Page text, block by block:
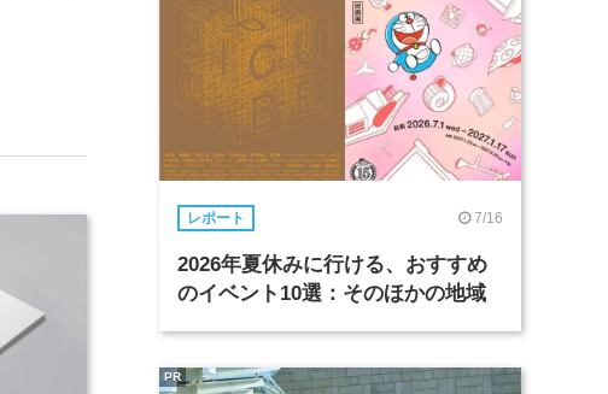
レポート 7/16
2026年夏休みに行ける、おすすめ
のイベント10選：そのほかの地域
PR